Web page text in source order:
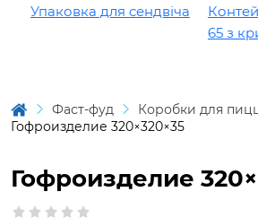
Упаковка для сендвіча
65 з
Фаст-фуд
Коробки для
Гофроизделие 320×320×35
Гофроизделие